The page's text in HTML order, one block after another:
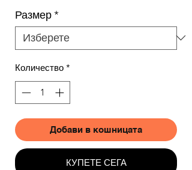
Размер*
Количество *
Добави в кошницата
КУПЕТЕ СЕГА